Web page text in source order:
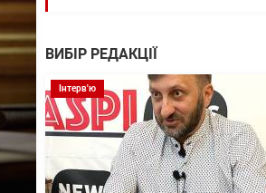
ВИБІР РЕДАКЦІЇ
Інтерв'ю